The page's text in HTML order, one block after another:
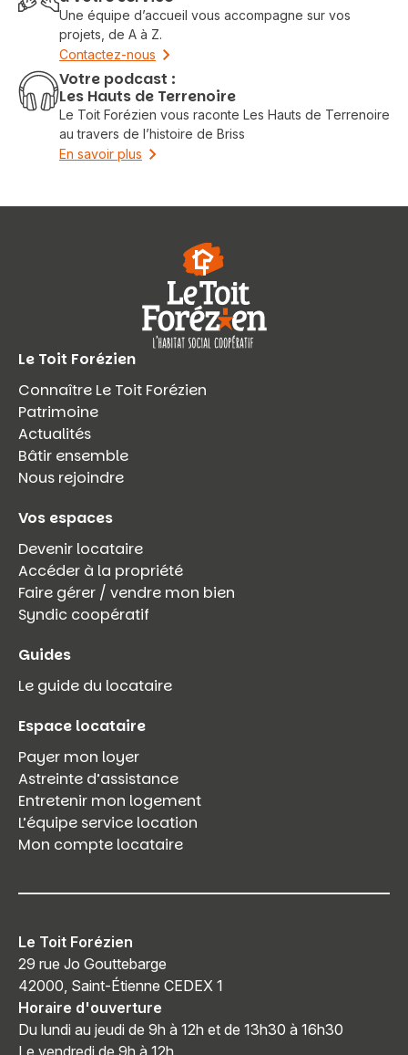
Une équipe d’accueil vous accompagne sur vos
projets, de A à Z.
Contactez-nous
Votre podcast :
Les Hauts de Terrenoire
Le Toit Forézien vous raconte Les Hauts de Terrenoire
au travers de l’histoire de Briss
En savoir plus
Le Toit Forézien
Connaître Le Toit Forézien
Patrimoine
Actualités
Bâtir ensemble
Nous rejoindre
Vos espaces
Devenir locataire
Accéder à la propriété
Faire gérer / vendre mon bien
Syndic coopératif
Guides
Le guide du locataire
Espace locataire
Payer mon loyer
Astreinte d’assistance
Entretenir mon logement
L’équipe service location
Mon compte locataire
Le Toit Forézien
29 rue Jo Gouttebarge
42000, Saint-Étienne CEDEX 1
Horaire d'ouverture
Du lundi au jeudi de 9h à 12h et de 13h30 à 16h30